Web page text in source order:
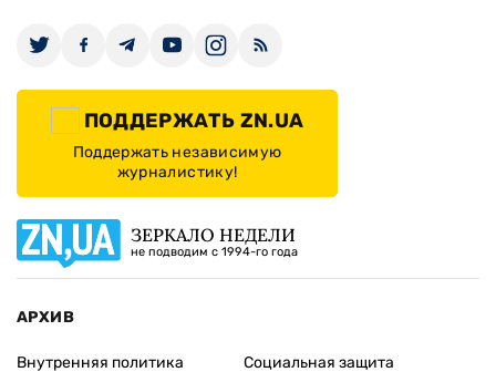
ПОДДЕРЖАТЬ ZN.UA
Поддержать независимую
журналистику!
ЗЕРКАЛО НЕДЕЛИ
не подводим с 1994-го года
АРХИВ
Внутренняя политика
Социальная защита